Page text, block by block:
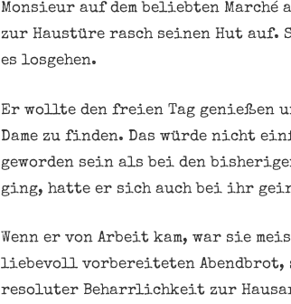
Monsieur auf dem beliebten Marché
zur Haustüre rasch seinen Hut auf.
es losgehen.
Er wollte den freien Tag genießen
Dame zu finden. Das würde nicht
geworden sein als bei den
ging, hatte er sich auch bei ihr
Wenn er von Arbeit kam, war sie
liebevoll vorbereiteten Abendbrot,
resoluter Beharrlichkeit zur